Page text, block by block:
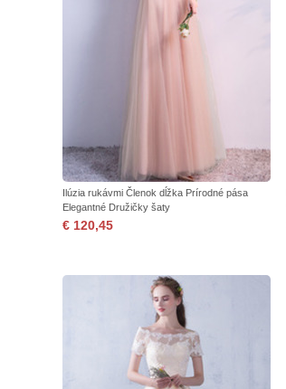
Ilúzia rukávmi Členok dĺžka Prírodné pása
Elegantné Družičky šaty
€ 120,45